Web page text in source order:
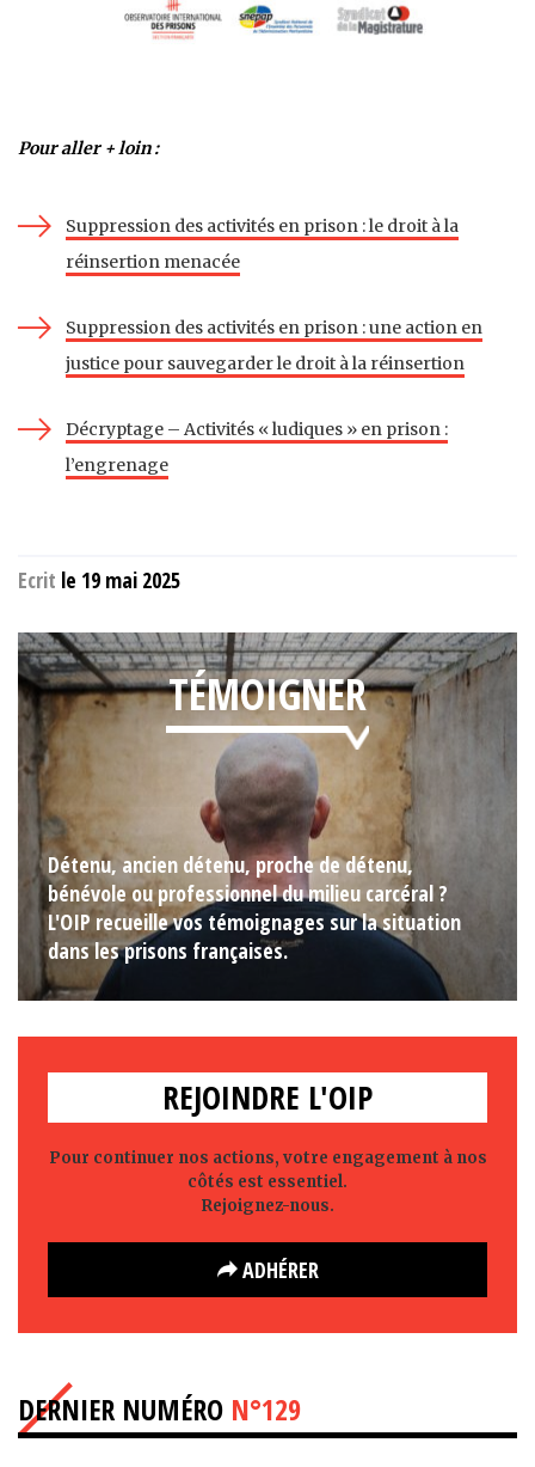
Pour aller + loin :
Suppression des activités en prison : le droit à la
réinsertion menacée
Suppression des activités en prison : une action en
justice pour sauvegarder le droit à la réinsertion
Décryptage – Activités « ludiques » en prison :
l’engrenage
Ecrit le 19 mai 2025
TÉMOIGNER
Détenu, ancien détenu, proche de détenu,
bénévole ou professionnel du milieu carcéral ?
L'OIP recueille vos témoignages sur la situation
dans les prisons françaises.
REJOINDRE L'OIP
Pour continuer nos actions, votre engagement à nos
côtés est essentiel.
Rejoignez-nous.
ADHÉRER
DERNIER NUMÉRO N°129